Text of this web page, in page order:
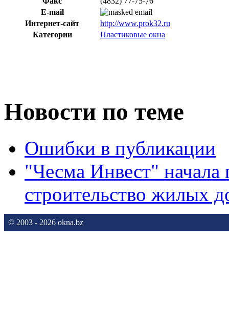
E-mail
Интернет-сайт
http://www.prok32.ru
Категории
Пластиковые окна
Новости по теме
Ошибки в публикации
"Чесма Инвест" начала
строительство жилых
© 2003 - 2026 okna.bz